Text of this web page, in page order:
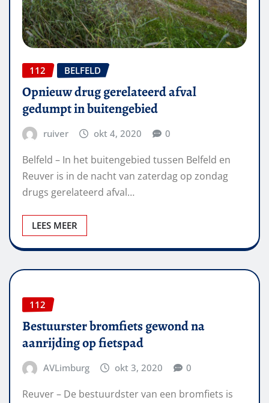
112 BELFELD
Opnieuw drug gerelateerd afval
gedumpt in buitengebied
ruiver okt 4, 2020 0
Belfeld – In het buitengebied tussen Belfeld en
Reuver is in de nacht van zaterdag op zondag
drugs gerelateerd afval…
LEES MEER
112
Bestuurster bromfiets gewond na
aanrijding op fietspad
AVLimburg okt 3, 2020 0
Reuver – De bestuurdster van een bromfiets is